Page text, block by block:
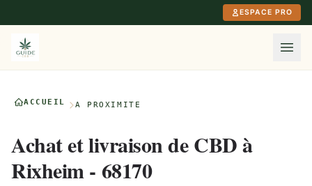
ESPACE PRO
ACCUEIL À PROXIMITÉ
Achat et livraison de CBD à
Rixheim - 68170